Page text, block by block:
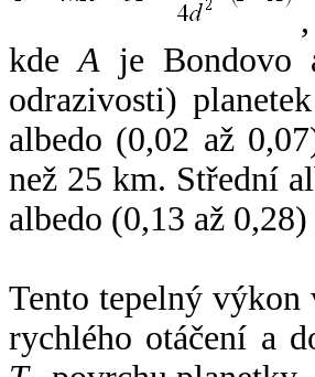
,
kdeA je Bondovo
odrazivosti)
albedo (0,02 až
než 25 km. Střední
albedo (0,13 až
Tento tepelný výkon
rychlého otáčení a